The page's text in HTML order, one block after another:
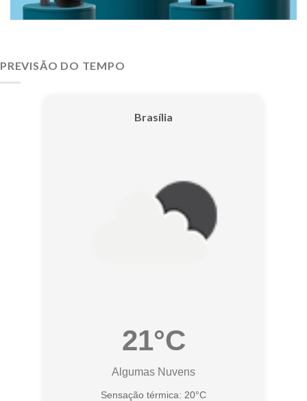
PREVISÃO DO TEMPO
Brasília
21°C
Algumas Nuvens
Sensação térmica: 20°C